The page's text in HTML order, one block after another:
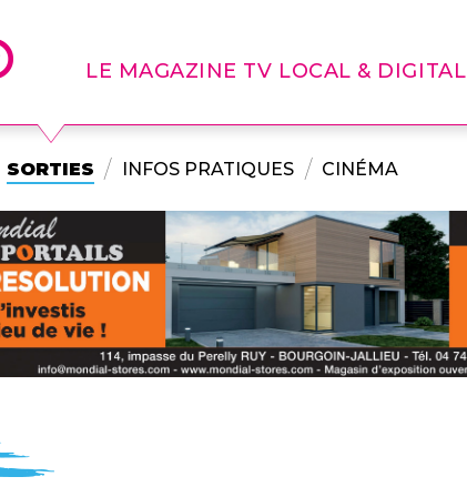
LE MAGAZINE TV LOCAL & DIGITAL
SORTIES INFOS PRATIQUES CINÉMA